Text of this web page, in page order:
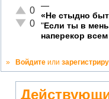
Отлично!
0
Неадекватно!
0
—
«Не стыдно
"Если ты в
наперекор
» Войдите или